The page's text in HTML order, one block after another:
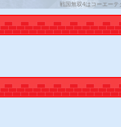
戦国無双4はコーエーテ